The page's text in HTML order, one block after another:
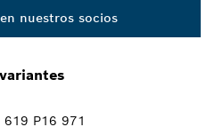
nuestros socios
P16 971